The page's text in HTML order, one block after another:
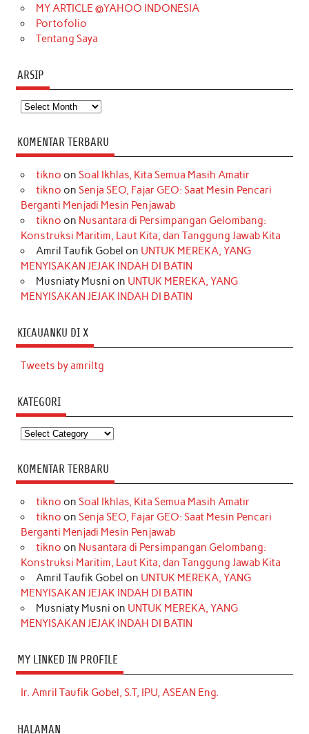
MY ARTICLE @YAHOO INDONESIA
Portofolio
Tentang Saya
ARSIP
Arsip
KOMENTAR TERBARU
tikno on Soal Ikhlas, Kita Semua Masih Amatir
tikno on Senja SEO, Fajar GEO: Saat Mesin Pencari
Berganti Menjadi Mesin Penjawab
tikno on Nusantara di Persimpangan Gelombang:
Konstruksi Maritim, Laut Kita, dan Tanggung Jawab Kita
Amril Taufik Gobel on UNTUK MEREKA, YANG
MENYISAKAN JEJAK INDAH DI BATIN
Musniaty Musni on UNTUK MEREKA, YANG
MENYISAKAN JEJAK INDAH DI BATIN
KICAUANKU DI X
Tweets by amriltg
KATEGORI
Kategori
KOMENTAR TERBARU
tikno on Soal Ikhlas, Kita Semua Masih Amatir
tikno on Senja SEO, Fajar GEO: Saat Mesin Pencari
Berganti Menjadi Mesin Penjawab
tikno on Nusantara di Persimpangan Gelombang:
Konstruksi Maritim, Laut Kita, dan Tanggung Jawab Kita
Amril Taufik Gobel on UNTUK MEREKA, YANG
MENYISAKAN JEJAK INDAH DI BATIN
Musniaty Musni on UNTUK MEREKA, YANG
MENYISAKAN JEJAK INDAH DI BATIN
MY LINKED IN PROFILE
Ir. Amril Taufik Gobel, S.T, IPU, ASEAN Eng.
HALAMAN